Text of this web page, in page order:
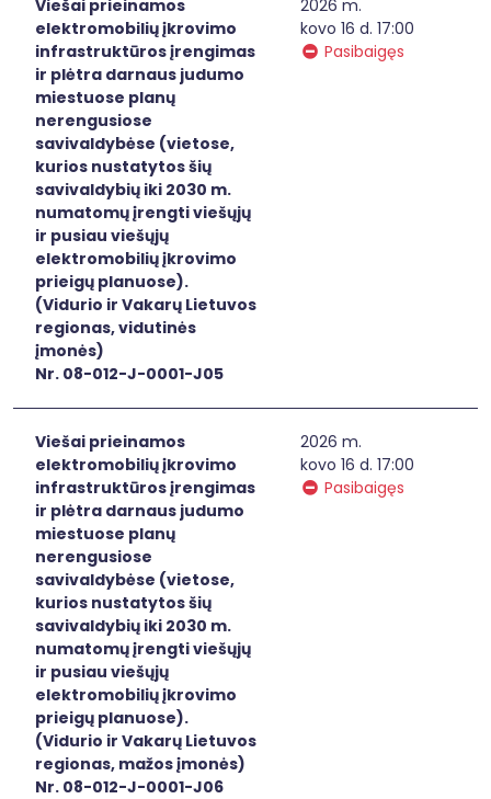
Viešai prieinamos
elektromobilių įkrovimo
infrastruktūros įrengimas
ir plėtra darnaus judumo
miestuose planų
nerengusiose
savivaldybėse (vietose,
kurios nustatytos šių
savivaldybių iki 2030 m.
numatomų įrengti viešųjų
ir pusiau viešųjų
elektromobilių įkrovimo
prieigų planuose).
(Vidurio ir Vakarų Lietuvos
regionas, vidutinės
įmonės)
Nr. 08-012-J-0001-J05
2026 m.
kovo 16 d. 17:00
Pasibaigęs
Viešai prieinamos
elektromobilių įkrovimo
infrastruktūros įrengimas
ir plėtra darnaus judumo
miestuose planų
nerengusiose
savivaldybėse (vietose,
kurios nustatytos šių
savivaldybių iki 2030 m.
numatomų įrengti viešųjų
ir pusiau viešųjų
elektromobilių įkrovimo
prieigų planuose).
(Vidurio ir Vakarų Lietuvos
regionas, mažos įmonės)
Nr. 08-012-J-0001-J06
2026 m.
kovo 16 d. 17:00
Pasibaigęs